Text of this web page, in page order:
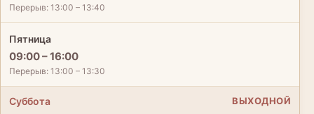
Перерыв: 13:00 – 13:40
Пятница
09:00 – 16:00
Перерыв: 13:00 – 13:30
Суббота ВЫХОДНОЙ